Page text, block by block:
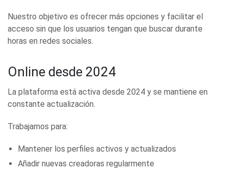
Nuestro objetivo es ofrecer más opciones y facilitar el
acceso sin que los usuarios tengan que buscar durante
horas en redes sociales.
Online desde 2024
La plataforma está activa desde 2024 y se mantiene en
constante actualización.
Trabajamos para:
Mantener los perfiles activos y actualizados
Añadir nuevas creadoras regularmente